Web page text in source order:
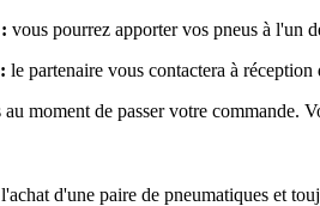
vous pourrez apporter vos pneus à l'un
le partenaire vous contactera à
moment de passer votre commande.
d'une paire de pneumatiques et